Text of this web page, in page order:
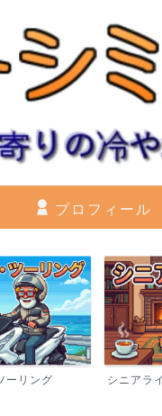
プロフィール
4コマ漫画